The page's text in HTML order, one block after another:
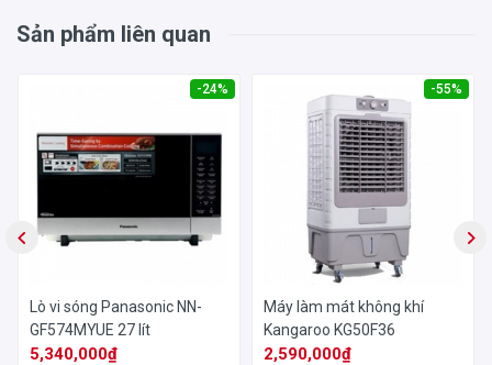
Sản phẩm liên quan
-24%
Lò vi sóng Panasonic NN-
GF574MYUE 27 lít
5,340,000₫
-55%
Máy làm mát không khí
Kangaroo KG50F36
2,590,000₫